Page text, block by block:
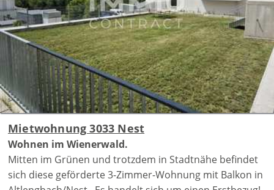
Mietwohnung 3033 Nest
Wohnen im Wienerwald.
Mitten im Grünen und trotzdem in Stadtnähe befindet
sich diese geförderte 3-Zimmer-Wohnung mit Balkon in